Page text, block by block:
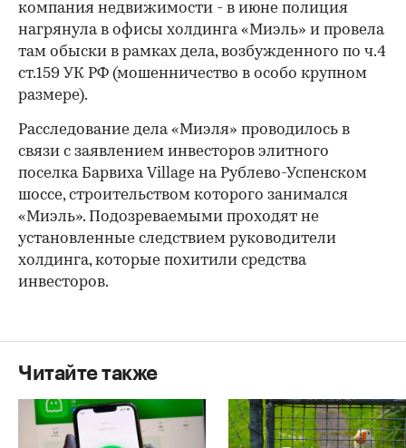
компания недвижимости - в июне полиция
нагрянула в офисы холдинга «Миэль» и провела
там обыски в рамках дела, возбужденного по ч.4
ст.159 УК РФ (мошенничество в особо крупном
размере).
Расследование дела «Миэля» проводилось в
связи с заявлением инвесторов элитного
поселка Барвиха Village на Рублево-Успенском
шоссе, строительством которого занимался
«Миэль». Подозреваемыми проходят не
установленные следствием руководители
холдинга, которые похитили средства
инвесторов.
Читайте также